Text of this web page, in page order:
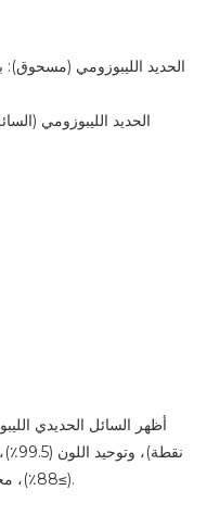
الحديد الليبوزومي (مسحوق):
الحديد الليبوزومي
(≥88٪)، محققًا بذلك اختراقًا حسيًا في مكملات الحديد.